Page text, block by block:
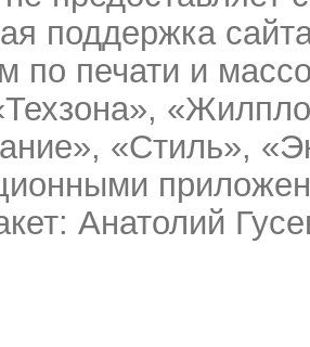
поддержка
по печати и
«Стиль»,
Анатолий